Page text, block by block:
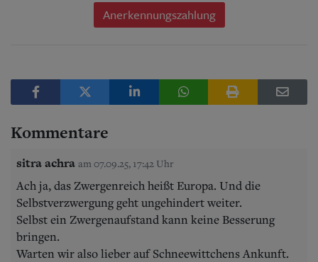
Anerkennungszahlung
Kommentare
sitra achra am 07.09.25, 17:42 Uhr
Ach ja, das Zwergenreich heißt Europa. Und die
Selbstverzwergung geht ungehindert weiter.
Selbst ein Zwergenaufstand kann keine Besserung
bringen.
Warten wir also lieber auf Schneewittchens Ankunft.